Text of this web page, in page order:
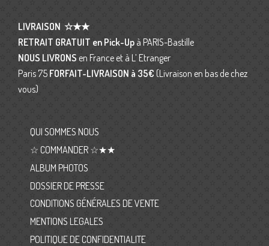
LIVRAISON ☆★★
RETRAIT GRATUIT en Pick-Up à PARIS-Bastille
NOUS LIVRONS en France et à L’ Etranger
Paris 75 FORFAIT-LIVRAISON à 35€ (Livraison en bas de chez
vous)
QUI SOMMES NOUS
☆ COMMANDER ☆★★
ALBUM PHOTOS
DOSSIER DE PRESSE
CONDITIONS GÉNÉRALES DE VENTE
MENTIONS LEGALES
POLITIQUE DE CONFIDENTIALITE